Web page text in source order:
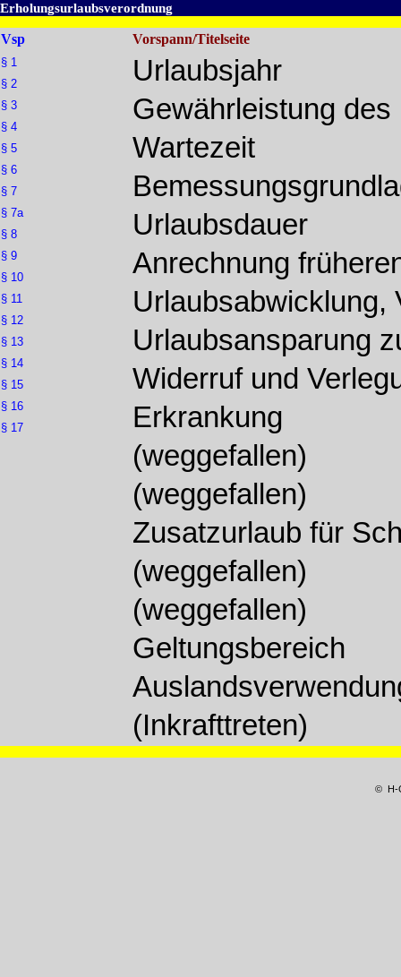
Erholungsurlaubsverordnung
Vsp Vorspann/Titelseite
§ 1
§ 2
§ 3
§ 4
§ 5
§ 6
§ 7
§ 7a
§ 8
§ 9
§ 10
§ 11
§ 12
§ 13
§ 14
§ 15
§ 16
§ 17
Urlaubsjahr
Gewährleistung
Wartezeit
Urlaubsdauer
Anrechnung
Urlaubsabwicklung,
Urlaubsansparung
Widerruf und
Erkrankung
(weggefallen)
(weggefallen)
Zusatzurlaub für
(weggefallen)
(weggefallen)
Geltungsbereich
(Inkrafttreten)
© H-